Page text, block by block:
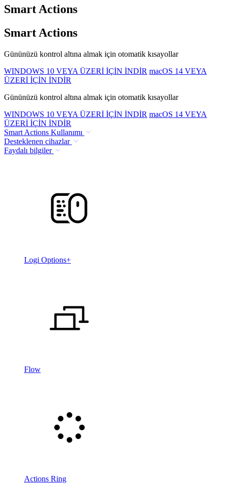
Smart Actions
Smart Actions
Gününüzü kontrol altına almak için otomatik kısayollar
WINDOWS 10 VEYA ÜZERİ İÇİN İNDİR macOS 14 VEYA
ÜZERİ İÇİN İNDİR
Gününüzü kontrol altına almak için otomatik kısayollar
WINDOWS 10 VEYA ÜZERİ İÇİN İNDİR macOS 14 VEYA
ÜZERİ İÇİN İNDİR
Smart Actions Kullanımı
Desteklenen cihazlar
Faydalı bilgiler
Logi Options+
Flow
Actions Ring